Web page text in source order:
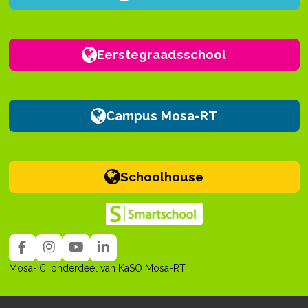
toekomst
werkplek
Eerstegraadsschool
Campus Mosa-RT
Schoolhouse
F
a
I
n
Y
o
L
i
Mosa-IC, onderdeel van KaSO Mosa-RT